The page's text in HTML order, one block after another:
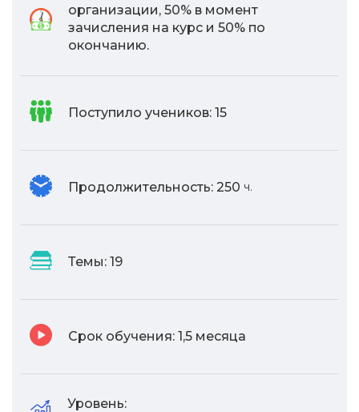
организации, 50% в момент
зачисления на курс и 50% по
окончанию.
Поступило учеников: 15
Продолжительность: 250 ч.
Темы: 19
Срок обучения: 1,5 месяца
Уровень: